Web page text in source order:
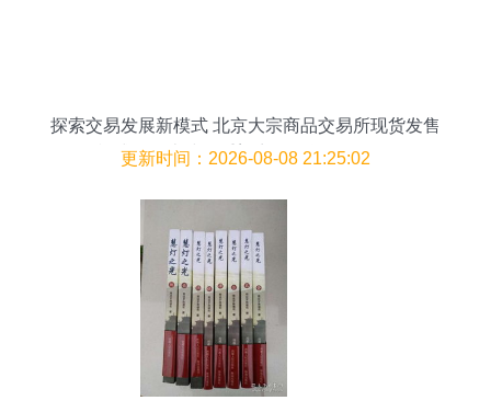
探索交易发展新模式 北京大宗商品交易所现货发售
模式即将上线，重塑商品现货销售格局
更新时间：2026-08-08 21:25:02